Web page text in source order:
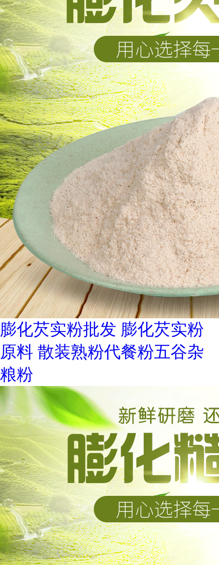
膨化芡实粉批发 膨化芡实粉
原料 散装熟粉代餐粉五谷杂
粮粉